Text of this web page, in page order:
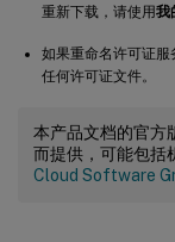
重新下载，请使用我
如果重命名许可证
任何许可证文件。
本产品文档的官方
而提供，可能包括
Cloud Software